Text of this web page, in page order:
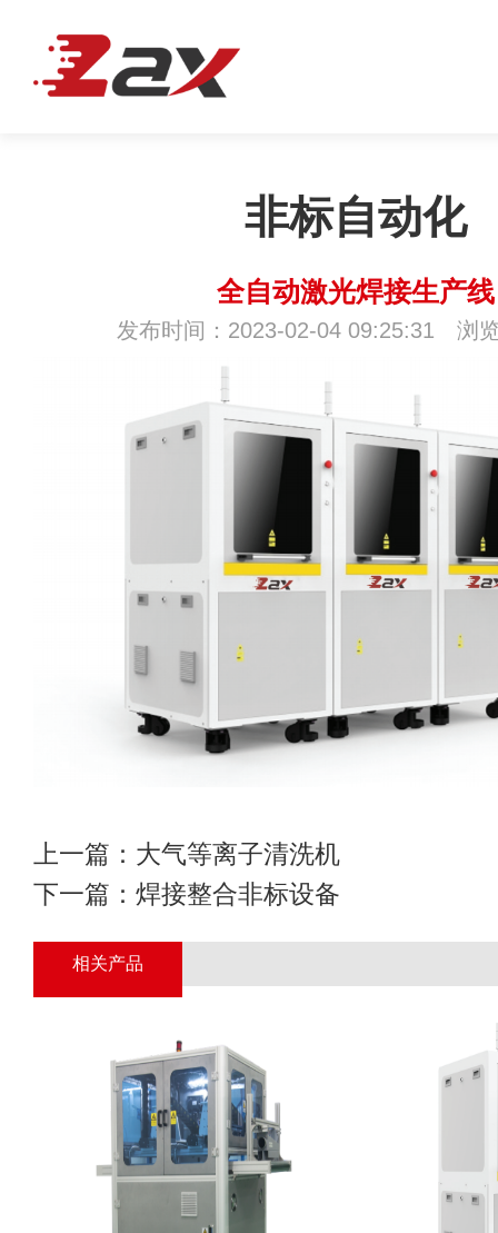
非标自动化
全自动激光焊接生产线
发布时间：2023-02-04 09:25:31 浏
上一篇： 大气等离子清洗机
下一篇： 焊接整合非标设备
相关产品